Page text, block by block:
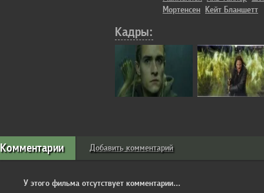
Мортенсен Кейт Бланшетт
Кадры:
Комментарии Добавить комментарий
У этого фильма отсутствует комментарии...